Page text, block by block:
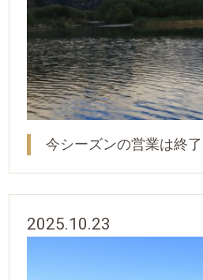
今シーズンの営業は終了
2025.10.23